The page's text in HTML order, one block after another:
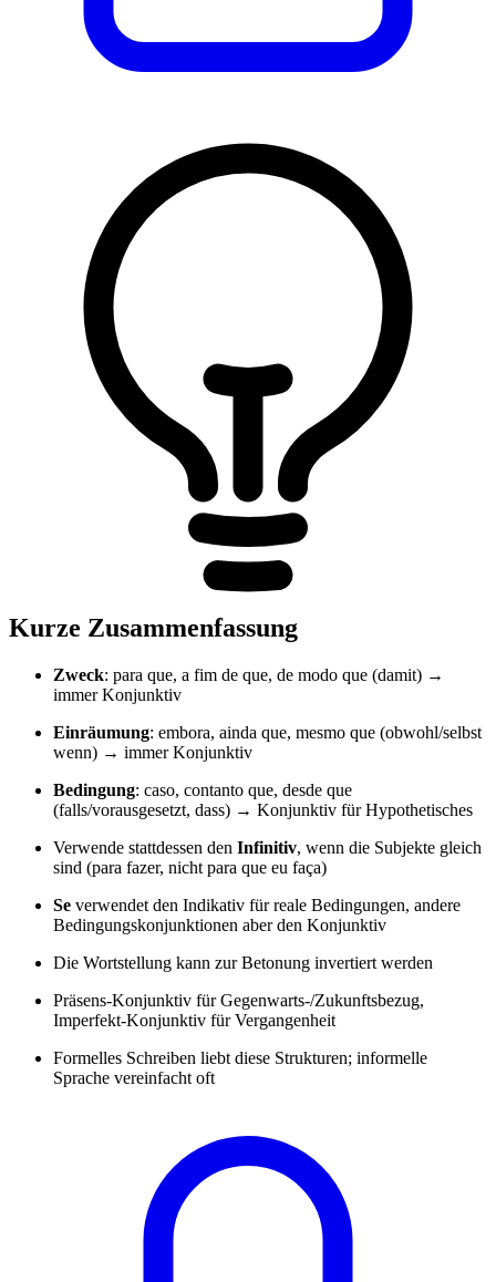
Kurze Zusammenfassung
Zweck: para que, a fim de que, de modo que (damit) →
immer Konjunktiv
Einräumung: embora, ainda que, mesmo que (obwohl/selbst
wenn) → immer Konjunktiv
Bedingung: caso, contanto que, desde que
(falls/vorausgesetzt, dass) → Konjunktiv für Hypothetisches
Verwende stattdessen den Infinitiv, wenn die Subjekte gleich
sind (para fazer, nicht para que eu faça)
Se verwendet den Indikativ für reale Bedingungen, andere
Bedingungskonjunktionen aber den Konjunktiv
Die Wortstellung kann zur Betonung invertiert werden
Präsens-Konjunktiv für Gegenwarts-/Zukunftsbezug,
Imperfekt-Konjunktiv für Vergangenheit
Formelles Schreiben liebt diese Strukturen; informelle
Sprache vereinfacht oft